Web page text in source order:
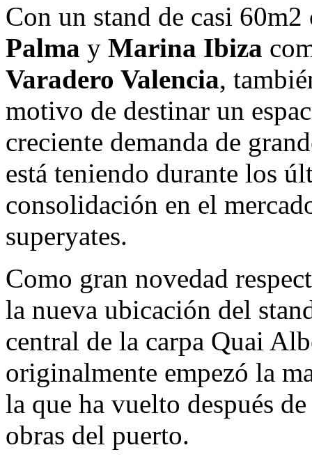
Con un stand de casi
Palma y Marina Ibiza
Varadero Valencia,
motivo de destinar un
creciente demanda de
está teniendo durante los
consolidación en el
superyates.
Como gran novedad
la nueva ubicación del
central de la carpa Quai
originalmente empezó la
la que ha vuelto después
obras del puerto.